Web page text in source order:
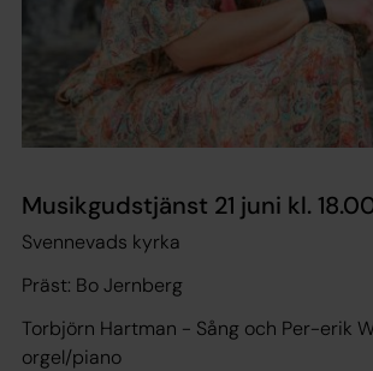
Musikgudstjänst 21 juni kl.
Svennevads kyrka
Präst: Bo Jernberg
Torbjörn Hartman - Sång och Per-erik
orgel/piano